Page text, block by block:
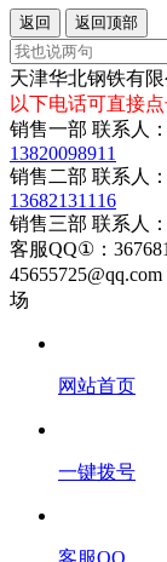
返回
返回顶部
天津华北钢铁有
以下电话可直接
销售一部 联系人
13820098911
销售二部 联系人
13682131116
销售三部 联系人
客服QQ①：
场
网站首页
一键拨号
客服QQ